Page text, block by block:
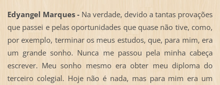
Edyangel Marques - Na verdade, devido a tantas provações
que passei e pelas oportunidades que quase não tive, como,
por exemplo, terminar os meus estudos, que, para mim, era
um grande sonho. Nunca me passou pela minha cabeça
escrever. Meu sonho mesmo era obter meu diploma do
terceiro colegial. Hoje não é nada, mas para mim era um